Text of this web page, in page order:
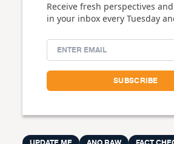
Receive fresh perspectives
in your inbox every Tuesday